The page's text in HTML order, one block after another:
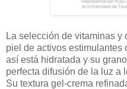
La selección de vitaminas y
piel de activos estimulantes
así está hidratada y su
perfecta difusión de la luz a
Su textura gel-crema